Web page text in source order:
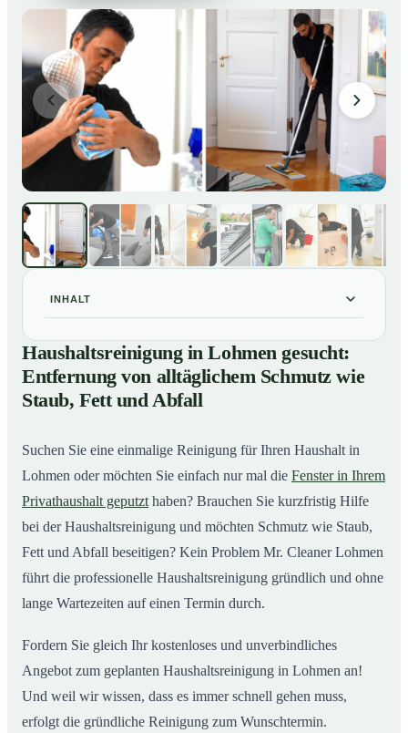
INHALT
Haushaltsreinigung in Lohmen gesucht: Entfernung
von alltäglichem Schmutz wie Staub, Fett und Abfall
02
So läuft eine professionelle Haushaltsreinigung in
Lohmen ab
Haushaltsreinigung in Lohmen gesucht:
Entfernung von alltäglichem Schmutz wie
Staub, Fett und Abfall
Suchen Sie eine einmalige Reinigung für Ihren Haushalt in
Lohmen oder möchten Sie einfach nur mal die Fenster in Ihrem
Privathaushalt geputzt haben? Brauchen Sie kurzfristig Hilfe
bei der Haushaltsreinigung und möchten Schmutz wie Staub,
Fett und Abfall beseitigen? Kein Problem Mr. Cleaner Lohmen
führt die professionelle Haushaltsreinigung gründlich und ohne
lange Wartezeiten auf einen Termin durch.
Fordern Sie gleich Ihr kostenloses und unverbindliches
Angebot zum geplanten Haushaltsreinigung in Lohmen an!
Und weil wir wissen, dass es immer schnell gehen muss,
erfolgt die gründliche Reinigung zum Wunschtermin.